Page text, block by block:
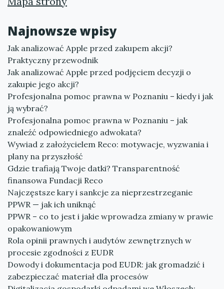
Najnowsze wpisy
Jak analizować Apple przed zakupem akcji?
Praktyczny przewodnik
Jak analizować Apple przed podjęciem decyzji o
zakupie jego akcji?
Profesjonalna pomoc prawna w Poznaniu – kiedy i jak
ją wybrać?
Profesjonalna pomoc prawna w Poznaniu – jak
znaleźć odpowiedniego adwokata?
Wywiad z założycielem Reco: motywacje, wyzwania i
plany na przyszłość
Gdzie trafiają Twoje datki? Transparentność
finansowa Fundacji Reco
Najczęstsze kary i sankcje za nieprzestrzeganie
PPWR — jak ich uniknąć
PPWR – co to jest i jakie wprowadza zmiany w prawie
opakowaniowym
Rola opinii prawnych i audytów zewnętrznych w
procesie zgodności z EUDR
Dowody i dokumentacja pod EUDR: jak gromadzić i
zabezpieczać materiał dla procesów